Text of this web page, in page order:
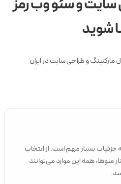
شوید
و طراحی سایت در ایران
بسیار مهم است. از انتخاب
منوها، همه این موارد می‌توانند